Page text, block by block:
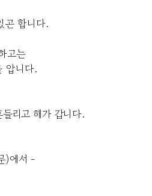
곤 합니다.
고는
압니다.
리고 해가 갑니다.
)에서 -